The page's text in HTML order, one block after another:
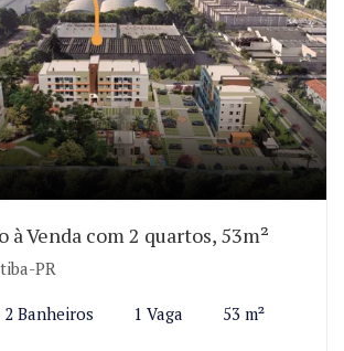
Venda com 2 quartos, 53m²
PR
2 Banheiros 1 Vaga 53 m²